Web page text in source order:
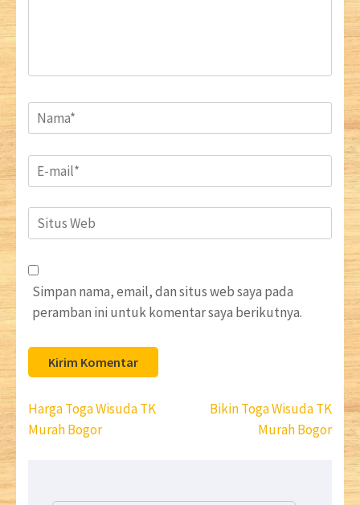
Name*
Email*
Situs
Web
Simpan nama, email, dan situs web saya pada
peramban ini untuk komentar saya berikutnya.
Navigasi
pos
Harga Toga Wisuda TK
Murah Bogor
Bikin Toga Wisuda TK
Murah Bogor